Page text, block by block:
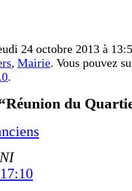
24 octobre 2013 à
, Mairie. Vous pouvez
.
du